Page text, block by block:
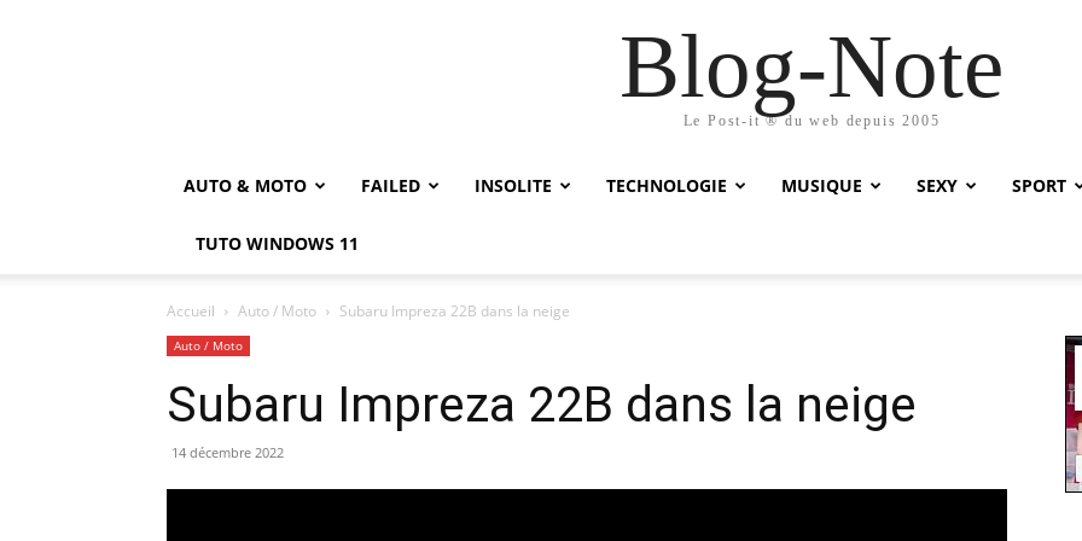
Blog-Note
Le Post-it ® du web depuis 2005
AUTO & MOTO FAILED INSOLITE TECHNOLOGIE MUSIQUE SEXY SPORT
TUTO WINDOWS 11
Accueil Auto / Moto Subaru Impreza 22B dans la neige
Auto / Moto
Subaru Impreza 22B dans la neige
14 décembre 2022